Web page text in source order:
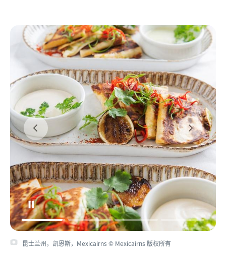
昆士兰州，凯恩斯，Mexicairns © Mexicairns 版权所有